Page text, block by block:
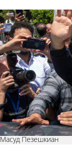
Масуд Пезешкиан